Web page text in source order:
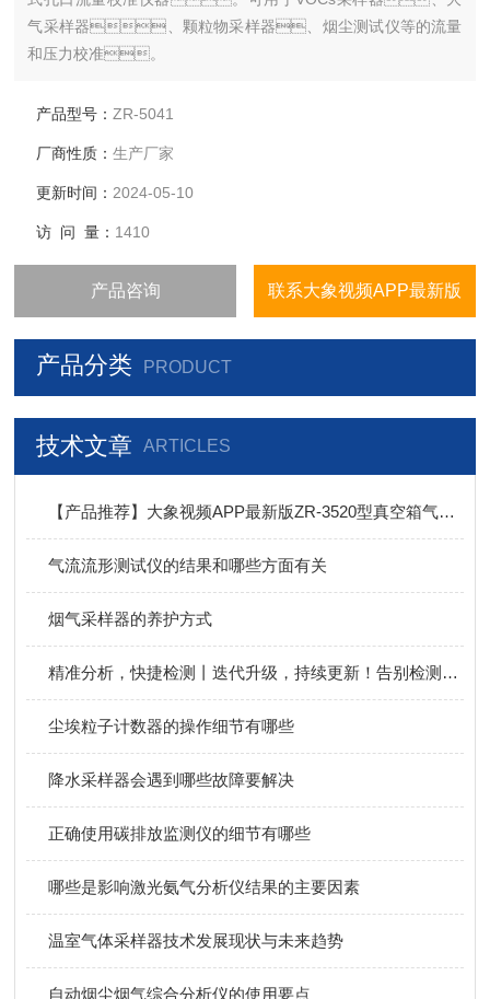
气采样器、颗粒物采样器、烟尘测试仪等的流量
和压力校准。
产品型号：ZR-5041
厂商性质：生产厂家
更新时间： 2024-05-10
访 问 量： 1410
产品咨询 联系大象视频APP最新版
产品分类 PRODUCT
技术文章 ARTICLES
【产品推荐】大象视频APP最新版ZR-3520型真空箱气袋采样器，自由分配，灵活采样！
气流流形测试仪的结果和哪些方面有关
烟气采样器的养护方式
精准分析，快捷检测丨迭代升级，持续更新！告别检测忧虑，大象视频APP最新版便携式甲烷非甲烷总烃分析仪！
尘埃粒子计数器的操作细节有哪些
降水采样器会遇到哪些故障要解决
正确使用碳排放监测仪的细节有哪些
哪些是影响激光氨气分析仪结果的主要因素
温室气体采样器技术发展现状与未来趋势
自动烟尘烟气综合分析仪的使用要点